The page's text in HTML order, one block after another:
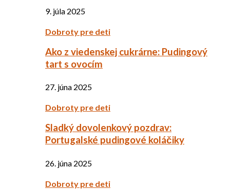
9. júla 2025
Dobroty pre deti
Ako z viedenskej cukrárne: Pudingový
tart s ovocím
27. júna 2025
Dobroty pre deti
Sladký dovolenkový pozdrav:
Portugalské pudingové koláčiky
26. júna 2025
Dobroty pre deti